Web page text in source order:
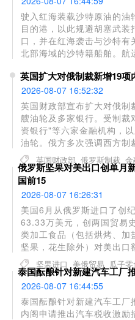
驶入红海装载沙特原油的油
目的港，以此规避胡塞武
口，并在红海袭击与沙特
北部海域的沙特籍船舶。航
图。该港口配备储罐与管线
英国扩大对俄制裁新增19
2026-08-07 16:52:32
英国财政部宣布扩大对俄
艘油轮及多家银行。受制
资银行"等六家金融机构，
油轮。俄方多次强调西方制
出遏制和削弱俄罗斯是西方
球经济造成严重冲击。
英国财政部 俄罗斯制裁 金
俄罗斯坚果对美出口创单月
国前15
2026-08-07 16:26:31
美国6月从俄罗斯进口了创
63.33万美元，创两国贸易
类加工食品（包括烘烤、
坚果，花生除外）对美出
倍。上半年俄罗斯对美坚果
长35%。目前美国最大进口
元）、越南（1230万美元
在供应国中排名第15位，
位。
坚果进口 美俄贸易 瓜子零
泰国酝酿针对新建汽车工厂
2026-08-07 16:44:55
泰国酝酿针对新建汽车工厂
内阁申请推出汽车税收激励